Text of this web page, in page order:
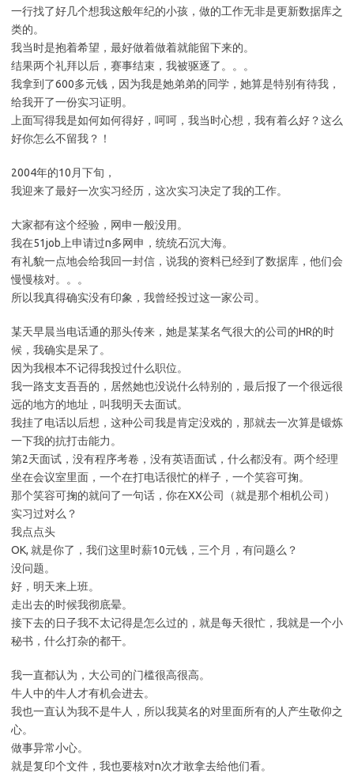
一行找了好几个想我这般年纪的小孩，做的工作无非是更新数据库之
类的。
我当时是抱着希望，最好做着做着就能留下来的。
结果两个礼拜以后，赛事结束，我被驱逐了。。。
我拿到了600多元钱，因为我是她弟弟的同学，她算是特别有待我，
给我开了一份实习证明。
上面写得我是如何如何得好，呵呵，我当时心想，我有着么好？这么
好你怎么不留我？！
2004年的10月下旬，
我迎来了最好一次实习经历，这次实习决定了我的工作。
大家都有这个经验，网申一般没用。
我在51job上申请过n多网申，统统石沉大海。
有礼貌一点地会给我回一封信，说我的资料已经到了数据库，他们会
慢慢核对。。。
所以我真得确实没有印象，我曾经投过这一家公司。
某天早晨当电话通的那头传来，她是某某名气很大的公司的HR的时
候，我确实是呆了。
因为我根本不记得我投过什么职位。
我一路支支吾吾的，居然她也没说什么特别的，最后报了一个很远很
远的地方的地址，叫我明天去面试。
我挂了电话以后想，这种公司我是肯定没戏的，那就去一次算是锻炼
一下我的抗打击能力。
第2天面试，没有程序考卷，没有英语面试，什么都没有。两个经理
坐在会议室里面，一个在打电话很忙的样子，一个笑容可掬。
那个笑容可掬的就问了一句话，你在XX公司（就是那个相机公司）
实习过对么？
我点点头
OK, 就是你了，我们这里时薪10元钱，三个月，有问题么？
没问题。
好，明天来上班。
走出去的时候我彻底晕。
接下去的日子我不太记得是怎么过的，就是每天很忙，我就是一个小
秘书，什么打杂的都干。
我一直都认为，大公司的门槛很高很高。
牛人中的牛人才有机会进去。
我也一直认为我不是牛人，所以我莫名的对里面所有的人产生敬仰之
心。
做事异常小心。
就是复印个文件，我也要核对n次才敢拿去给他们看。